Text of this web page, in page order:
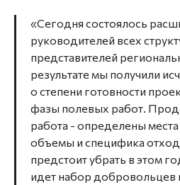
«Сегодня состоялось
руководителей всех
представителей
результате мы получили
о степени готовности
фазы полевых работ.
работа - определены
объемы и специфика
предстоит убрать в этом
идет набор добровольцев